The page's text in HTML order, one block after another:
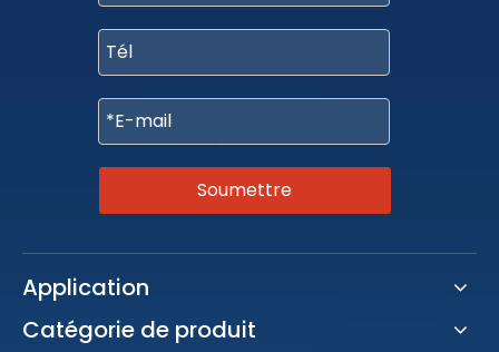
Soumettre
Application
Catégorie de produit